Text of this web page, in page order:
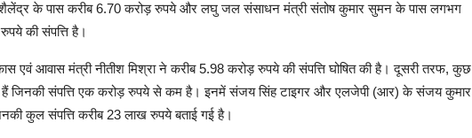
शैलेंद्र के पास करीब 6.70 करोड़ रुपये और लघु जल संसाधन मंत्री संतोष कुमार सुमन के पास लगभग
की संपत्ति है।
एवं आवास मंत्री नीतीश मिश्रा ने करीब 5.98 करोड़ रुपये की संपत्ति घोषित की है। दूसरी तरफ, कुछ
हैं जिनकी संपत्ति एक करोड़ रुपये से कम है। इनमें संजय सिंह टाइगर और एलजेपी (आर) के संजय कुमार
कुल संपत्ति करीब 23 लाख रुपये बताई गई है।